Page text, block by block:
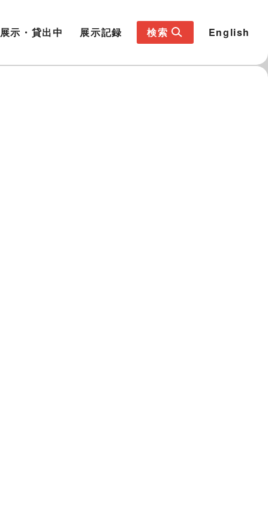
展示・貸出中 展示記録 検索 English